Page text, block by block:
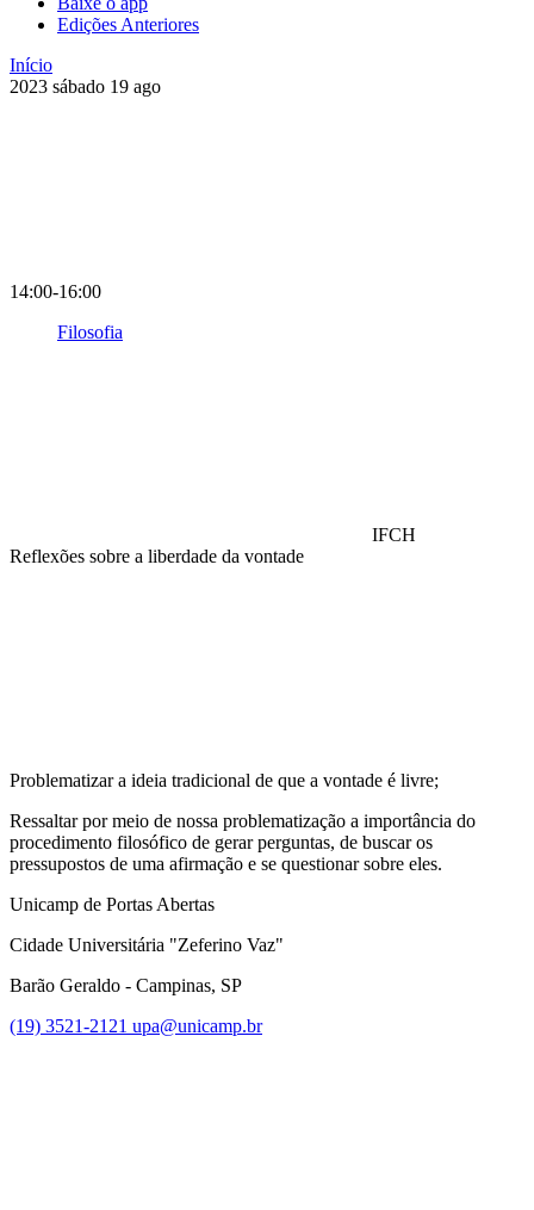
Edições Anteriores
Início
2023 sábado 19 ago
14:00-16:00
Filosofia
IFCH
Reflexões sobre a liberdade da vontade
Problematizar a ideia tradicional de que a vontade é livre;
Ressaltar por meio de nossa problematização a importância do
procedimento filosófico de gerar perguntas, de buscar os
pressupostos de uma afirmação e se questionar sobre eles.
Unicamp de Portas Abertas
Cidade Universitária "Zeferino Vaz"
Barão Geraldo - Campinas, SP
(19) 3521-2121 upa@unicamp.br